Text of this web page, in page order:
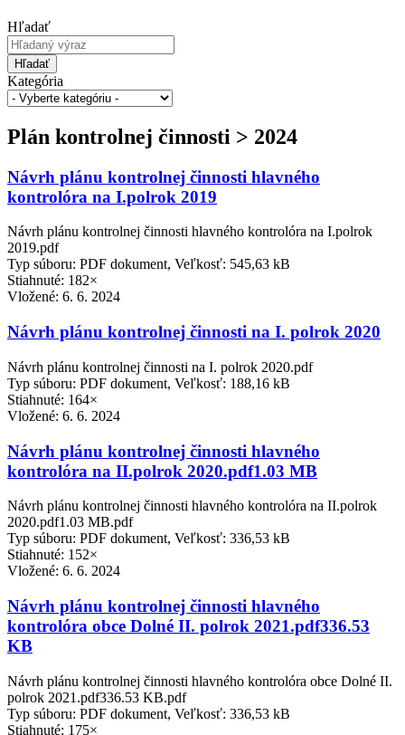
Hľadať
Hľadať
Kategória
Plán kontrolnej činnosti > 2024
Návrh plánu kontrolnej činnosti hlavného
kontrolóra na I.polrok 2019
Návrh plánu kontrolnej činnosti hlavného kontrolóra na I.polrok
2019.pdf
Typ súboru: PDF dokument, Veľkosť: 545,63 kB
Stiahnuté: 182×
Vložené: 6. 6. 2024
Návrh plánu kontrolnej činnosti na I. polrok 2020
Návrh plánu kontrolnej činnosti na I. polrok 2020.pdf
Typ súboru: PDF dokument, Veľkosť: 188,16 kB
Stiahnuté: 164×
Vložené: 6. 6. 2024
Návrh plánu kontrolnej činnosti hlavného
kontrolóra na II.polrok 2020.pdf1.03 MB
Návrh plánu kontrolnej činnosti hlavného kontrolóra na II.polrok
2020.pdf1.03 MB.pdf
Typ súboru: PDF dokument, Veľkosť: 336,53 kB
Stiahnuté: 152×
Vložené: 6. 6. 2024
Návrh plánu kontrolnej činnosti hlavného
kontrolóra obce Dolné II. polrok 2021.pdf336.53
KB
Návrh plánu kontrolnej činnosti hlavného kontrolóra obce Dolné II.
polrok 2021.pdf336.53 KB.pdf
Typ súboru: PDF dokument, Veľkosť: 336,53 kB
Stiahnuté: 175×